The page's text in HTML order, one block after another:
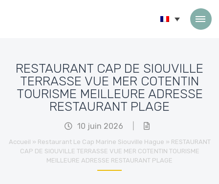
RESTAURANT CAP DE SIOUVILLE
TERRASSE VUE MER COTENTIN
TOURISME MEILLEURE ADRESSE
RESTAURANT PLAGE
10 juin 2026
Accueil » Restaurant Le Cap Marine Siouville Hague » RESTAURANT
CAP DE SIOUVILLE TERRASSE VUE MER COTENTIN TOURISME
MEILLEURE ADRESSE RESTAURANT PLAGE